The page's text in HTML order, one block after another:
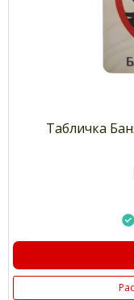
Табличка